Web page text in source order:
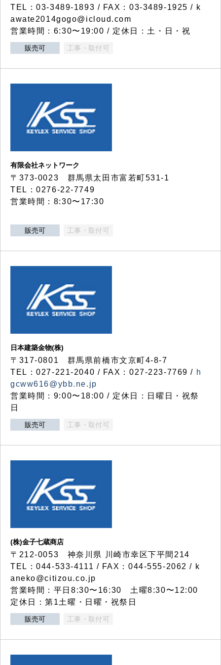
TEL：03-3489-1893 / FAX：03-3489-1925 / k
awate2014gogo@icloud.com
営業時間：6:30〜19:00 / 定休日：土・日・祝
販売可 工事・取付可
有限会社ネットワーク
〒373-0023 群馬県太田市富若町531-1
TEL：0276-22-7749
営業時間：8:30〜17:30
販売可 工事・取付可
日本建築金物(株)
〒317‐0801 群馬県前橋市文京町4-8-7
TEL：027-221-2040 / FAX：027-223-7769 / h
gcww616@ybb.ne.jp
営業時間：9:00〜18:00 / 定休日：日曜日・祝祭
日
販売可 工事・取付可
(株)金子七蔵商店
〒212-0053 神奈川県 川崎市幸区下平間214
TEL：044-533-4111 / FAX：044-555-2062 / k
aneko@citizou.co.jp
営業時間：平日8:30〜16:30 土曜8:30〜12:00
定休日：第1土曜・日曜・祝祭日
販売可 工事・取付可